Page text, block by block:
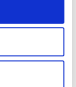
erstellt und